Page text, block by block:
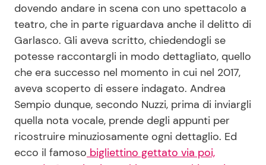
Pubblicità
Privacy Policy
dovendo andare in scena con uno spettacolo a
teatro, che in parte riguardava anche il delitto di
Garlasco. Gli aveva scritto, chiedendogli se
potesse raccontargli in modo dettagliato, quello
che era successo nel momento in cui nel 2017,
aveva scoperto di essere indagato. Andrea
Sempio dunque, secondo Nuzzi, prima di inviargli
quella nota vocale, prende degli appunti per
ricostruire minuziosamente ogni dettaglio. Ed
ecco il famoso bigliettino gettato via poi,